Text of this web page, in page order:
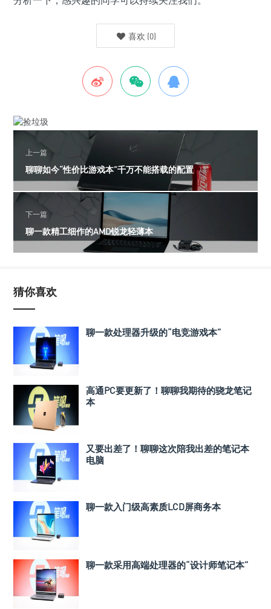
喜欢 (0)
上一篇
聊聊如今“性价比游戏本”千万不能搭载的配置
下一篇
聊一款精工细作的AMD锐龙轻薄本
猜你喜欢
聊一款处理器升级的“电竞游戏本”
高通PC要更新了！聊聊我期待的骁龙笔记
本
又要出差了！聊聊这次陪我出差的笔记本
电脑
聊一款入门级高素质LCD屏商务本
聊一款采用高端处理器的“设计师笔记本”